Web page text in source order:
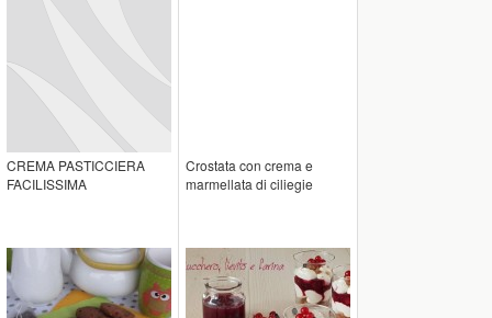
CREMA PASTICCIERA
FACILISSIMA
Crostata con crema e
marmellata di ciliegie